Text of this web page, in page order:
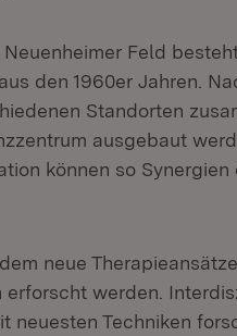
Feld
den 1960er Jahren.
Standorten
ausgebaut
können so Synergien
neue
werden.
Techniken